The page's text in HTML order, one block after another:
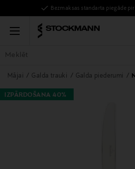
Bezmaksas standarta piegāde
Menu
VISAS PRECES SIEVIETĒM
Mājai Galda trauki Galda piederumi
IZPĀRDOŠANA 40%